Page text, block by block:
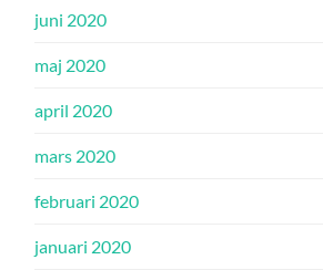
juni 2020
maj 2020
april 2020
mars 2020
februari 2020
januari 2020